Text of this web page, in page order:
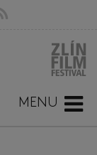
MENU